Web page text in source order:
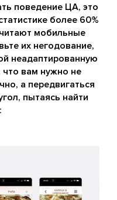
поведение ЦА, это
более 60%
мобильные
их негодование,
неадаптированную
что вам нужно не
а передвигаться
пытаясь найти